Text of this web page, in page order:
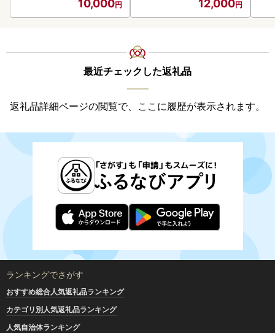
10,000 12,000
最近チェックした返礼品
返礼品詳細ページの閲覧で、ここに履歴が表示されます。
ランキングでさがす
おすすめ総合人気返礼品ランキング
カテゴリ別人気返礼品ランキング
人気自治体ランキング